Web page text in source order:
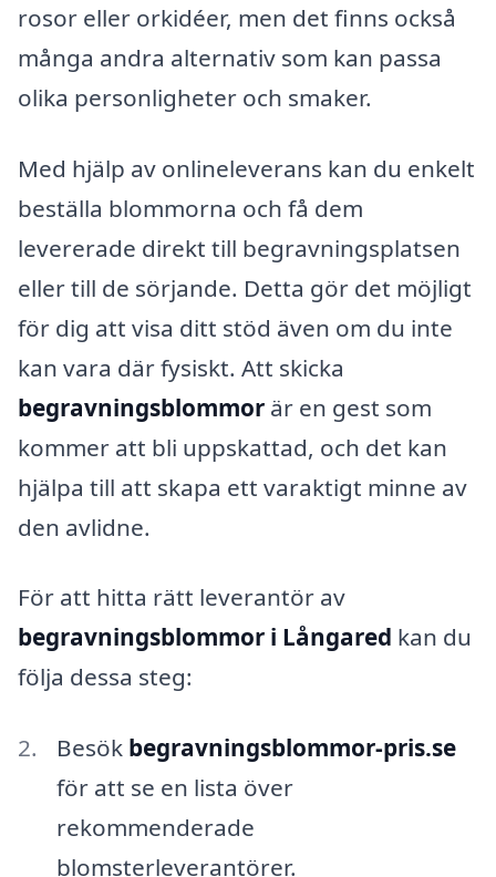
rosor eller orkidéer, men det finns också
många andra alternativ som kan passa
olika personligheter och smaker.
Med hjälp av onlineleverans kan du enkelt
beställa blommorna och få dem
levererade direkt till begravningsplatsen
eller till de sörjande. Detta gör det möjligt
för dig att visa ditt stöd även om du inte
kan vara där fysiskt. Att skicka
begravningsblommor är en gest som
kommer att bli uppskattad, och det kan
hjälpa till att skapa ett varaktigt minne av
den avlidne.
För att hitta rätt leverantör av
begravningsblommor i Långared kan du
följa dessa steg:
Besök begravningsblommor-pris.se
för att se en lista över
rekommenderade
blomsterleverantörer.